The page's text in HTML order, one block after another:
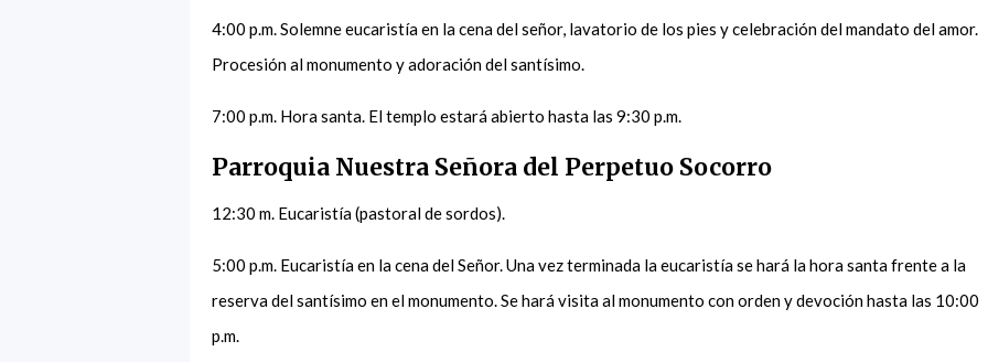
4:00 p.m. Solemne eucaristía en la cena del señor, lavatorio de los pies y celebración del mandato del amor.
Procesión al monumento y adoración del santísimo.
7:00 p.m. Hora santa. El templo estará abierto hasta las 9:30 p.m.
Parroquia Nuestra Señora del Perpetuo Socorro
12:30 m. Eucaristía (pastoral de sordos).
5:00 p.m. Eucaristía en la cena del Señor. Una vez terminada la eucaristía se hará la hora santa frente a la
reserva del santísimo en el monumento. Se hará visita al monumento con orden y devoción hasta las 10:00
p.m.